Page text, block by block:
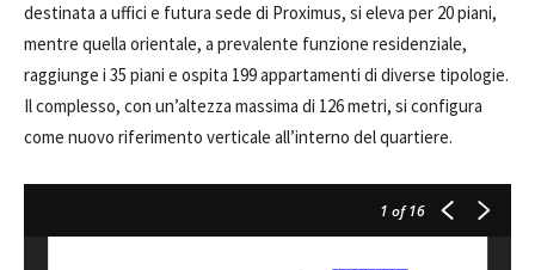
destinata a uffici e futura sede di Proximus, si eleva per 20 piani,
mentre quella orientale, a prevalente funzione residenziale,
raggiunge i 35 piani e ospita 199 appartamenti di diverse tipologie.
Il complesso, con un’altezza massima di 126 metri, si configura
come nuovo riferimento verticale all’interno del quartiere.
1 of 16